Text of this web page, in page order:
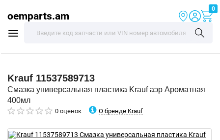
oemparts.am
0
Krauf 11537589713
Смазка универсальная пластика Krauf аэр Ароматная
400мл
0 оценок О бренде Krauf